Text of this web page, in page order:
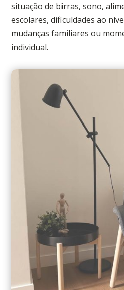
situação de birras, sono,
escolares, dificuldades ao
mudanças familiares ou
individual.